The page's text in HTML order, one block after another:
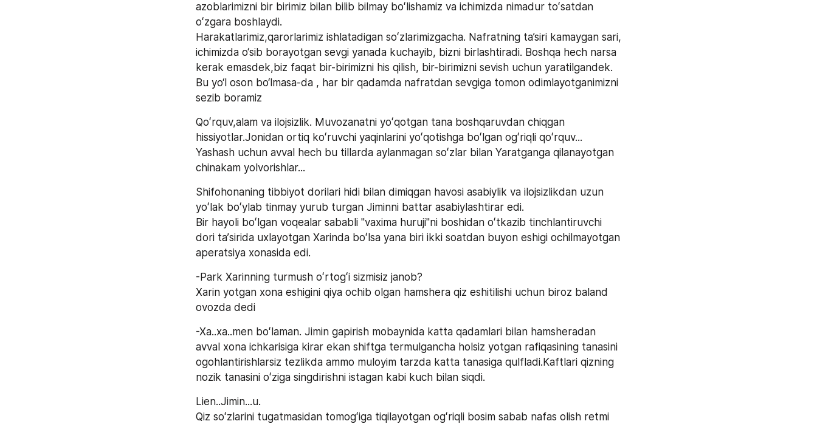
azoblarimizni bir birimiz bilan bilib bilmay boʻlishamiz va ichimizda nimadur toʻsatdan
oʻzgara boshlaydi.
Harakatlarimiz,qarorlarimiz ishlatadigan soʻzlarimizgacha. Nafratning ta’siri kamaygan sari,
ichimizda o‘sib borayotgan sevgi yanada kuchayib, bizni birlashtiradi. Boshqa hech narsa
kerak emasdek,biz faqat bir-birimizni his qilish, bir-birimizni sevish uchun yaratilgandek.
Bu yo‘l oson bo‘lmasa-da , har bir qadamda nafratdan sevgiga tomon odimlayotganimizni
sezib boramiz
Qoʻrquv,alam va ilojsizlik. Muvozanatni yoʻqotgan tana boshqaruvdan chiqgan
hissiyotlar.Jonidan ortiq koʻruvchi yaqinlarini yoʻqotishga boʻlgan ogʻriqli qoʻrquv...
Yashash uchun avval hech bu tillarda aylanmagan soʻzlar bilan Yaratganga qilanayotgan
chinakam yolvorishlar...
Shifohonaning tibbiyot dorilari hidi bilan dimiqgan havosi asabiylik va ilojsizlikdan uzun
yoʻlak boʻylab tinmay yurub turgan Jiminni battar asabiylashtirar edi.
Bir hayoli boʻlgan voqealar sababli "vaxima huruji"ni boshidan oʻtkazib tinchlantiruvchi
dori taʼsirida uxlayotgan Xarinda boʻlsa yana biri ikki soatdan buyon eshigi ochilmayotgan
aperatsiya xonasida edi.
-Park Xarinning turmush oʻrtogʻi sizmisiz janob?
Xarin yotgan xona eshigini qiya ochib olgan hamshera qiz eshitilishi uchun biroz baland
ovozda dedi
-Xa..xa..men boʻlaman. Jimin gapirish mobaynida katta qadamlari bilan hamsheradan
avval xona ichkarisiga kirar ekan shiftga termulgancha holsiz yotgan rafiqasining tanasini
ogohlantirishlarsiz tezlikda ammo muloyim tarzda katta tanasiga qulfladi.Kaftlari qizning
nozik tanasini oʻziga singdirishni istagan kabi kuch bilan siqdi.
Lien..Jimin...u.
Qiz soʻzlarini tugatmasidan tomogʻiga tiqilayotgan ogʻriqli bosim sabab nafas olish retmi